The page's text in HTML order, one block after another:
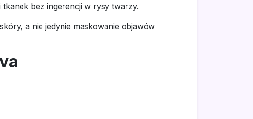
bez ingerencji w rysy twarzy.
a nie jedynie maskowanie objawów